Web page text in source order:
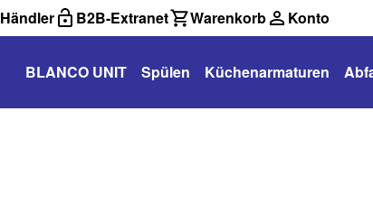
Händler B2B-Extranet Warenkorb Konto
BLANCO UNIT Spülen Küchenarmaturen